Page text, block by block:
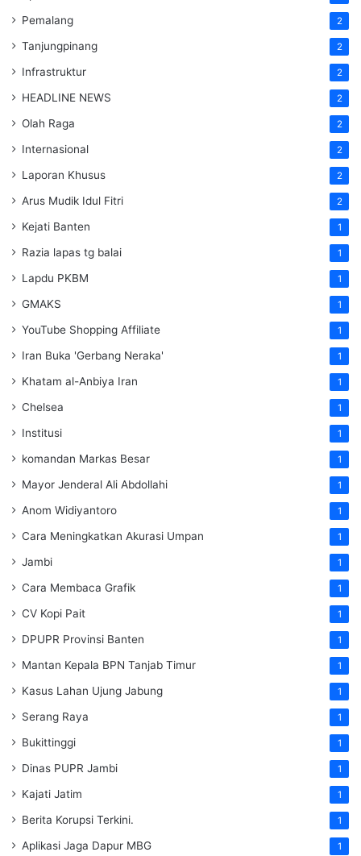
Pemalang 2
Tanjungpinang 2
Infrastruktur 2
HEADLINE NEWS 2
Olah Raga 2
Internasional 2
Laporan Khusus 2
Arus Mudik Idul Fitri 2
Kejati Banten 1
Razia lapas tg balai 1
Lapdu PKBM 1
GMAKS 1
YouTube Shopping Affiliate 1
Iran Buka 'Gerbang Neraka' 1
Khatam al-Anbiya Iran 1
Chelsea 1
Institusi 1
komandan Markas Besar 1
Mayor Jenderal Ali Abdollahi 1
Anom Widiyantoro 1
Cara Meningkatkan Akurasi Umpan 1
Jambi 1
Cara Membaca Grafik 1
CV Kopi Pait 1
DPUPR Provinsi Banten 1
Mantan Kepala BPN Tanjab Timur 1
Kasus Lahan Ujung Jabung 1
Serang Raya 1
Bukittinggi 1
Dinas PUPR Jambi 1
Kajati Jatim 1
Berita Korupsi Terkini. 1
Aplikasi Jaga Dapur MBG 1